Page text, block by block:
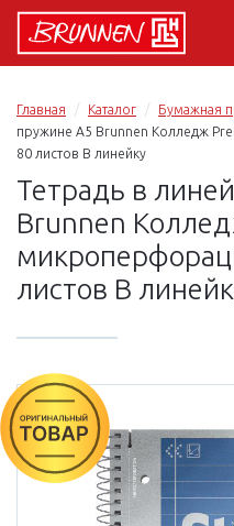
Главная Каталог Бумажная
пружине А5 Brunnen Колледж
80 листов В линейку
Тетрадь в
Brunnen
листов В